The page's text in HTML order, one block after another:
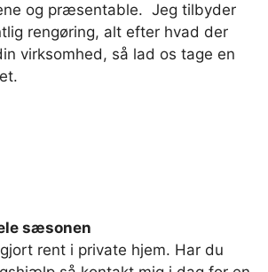
og præsentable. Jeg tilbyder
rengøring, alt efter hvad der
virksomhed, så lad os tage en
sæsonen
rent i private hjem. Har du